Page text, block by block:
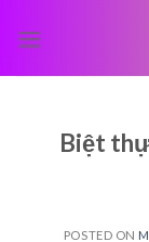
Biệt
POSTED ON